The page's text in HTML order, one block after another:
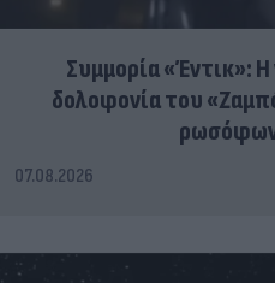
Συμμορία «Έντικ»:
δολοφονία του
07.08.2026